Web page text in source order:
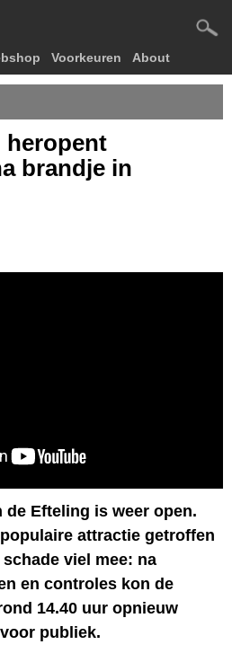
Voorkeuren About
heropent
brandje in
Efteling is weer open.
attractie getroffen
viel mee: na
en controles kon de
14.40 uur opnieuw
publiek.